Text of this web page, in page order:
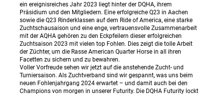
ein ereignisreiches Jahr 2023 liegt hinter der DQHA, ihrem
Präsidium und den Mitgliedern. Eine erfolgreiche Q23 in Aachen
sowie die Q23 Rinderklassen auf dem Ride of America, eine starke
Zuchtschausaison und eine enge, vertrauensvolle Zusammenarbeit
mit der AQHA gehören zu den Eckpfeilern dieser erfolgreichen
Zuchtsaison 2023 mit vielen top Fohlen. Dies zeigt die tolle Arbeit
der Züchter, um die Rasse American Quarter Horse in all ihren
Facetten zu sichern und zu bewahren.
Voller Vorfreude sehen wir jetzt auf die anstehende Zucht- und
Turniersaison. Als Zuchtverband sind wir gespannt, was uns beim
neuen Fohlenjahrgang 2024 erwartet – und damit auch bei den
Champions von morgen in unserer Futurity. Die DQHA Futurity lockt